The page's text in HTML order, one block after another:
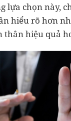
lựa chọn này,
hiểu rõ hơn
thân hiệu quả